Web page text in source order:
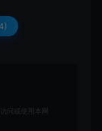
)
问或使用本网